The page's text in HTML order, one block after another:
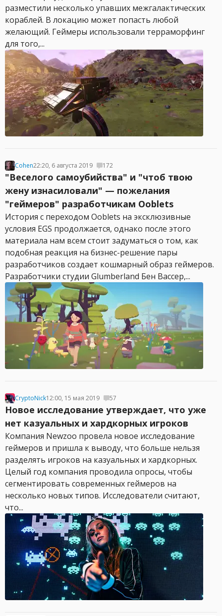
разместили несколько упавших межгалактических
кораблей. В локацию может попасть любой
желающий. Геймеры использовали терраморфинг
для того,...
Cohen22:20, 6 августа 2019 172
"Веселого самоубийства" и "чтоб твою
жену изнасиловали" — пожелания
"геймеров" разработчикам Ooblets
История с переходом Ooblets на эксклюзивные
условия EGS продолжается, однако после этого
материала нам всем стоит задуматься о том, как
подобная реакция на бизнес-решение пары
разработчиков создает кошмарный образ геймеров.
Разработчики студии Glumberland Бен Вассер,...
CryptoNick12:00, 15 мая 2019 57
Новое исследование утверждает, что уже
нет казуальных и хардкорных игроков
Компания Newzoo провела новое исследование
геймеров и пришла к выводу, что больше нельзя
разделять игроков на казуальных и хардкорных.
Целый год компания проводила опросы, чтобы
сегментировать современных геймеров на
несколько новых типов. Исследователи считают,
что...